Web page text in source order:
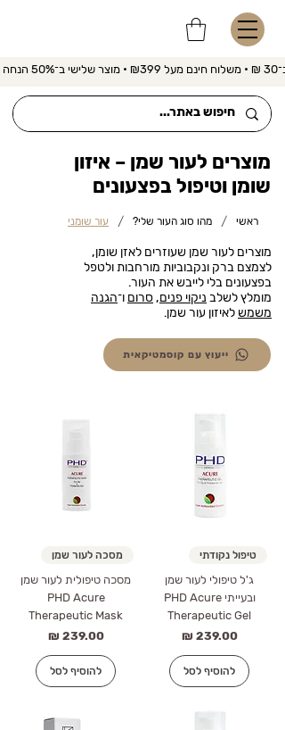
הנחה
מוצרים לעור שמן – איזון
שומן וטיפול בפצעונים
ראשי / מהו סוג העור שלי? / עור שומני
מוצרים לעור שמן שעוזרים לאזן שומן,
לצמצם ברק ונקבוביות מורחבות ולטפל
בפצעונים בלי לייבש את העור.
מומלץ לשלב ניקוי פנים,סרום ו־הגנה
משמש לאיזון עור שמן.
ייעוץ עם קוסמטיקאית
טיפול נקודתי
ג'ל טיפולי לעור שמן
ובעייתי PHD Acure
Therapeutic Gel
מחיר‏239.00 ‏₪
להוסיף לסל
מסכה לעור שמן
מסכה טיפולית לעור שמן
PHD Acure
Therapeutic Mask
מחיר‏239.00 ‏₪
להוסיף לסל